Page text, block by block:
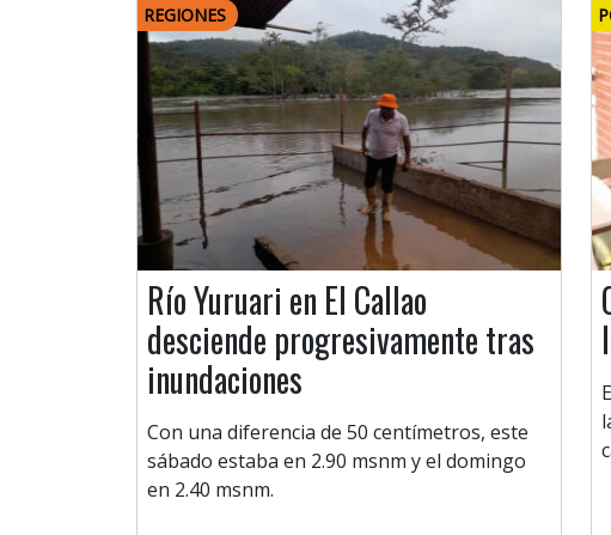
REGIONES
Río Yuruari en El Callao
desciende progresivamente tras
inundaciones
Con una diferencia de 50 centímetros, este
sábado estaba en 2.90 msnm y el domingo
en 2.40 msnm.